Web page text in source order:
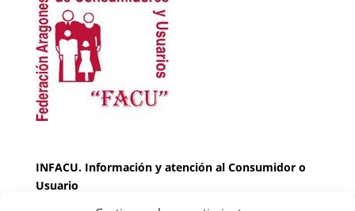
INFACU. Información y atención al Consumidor o
Usuario